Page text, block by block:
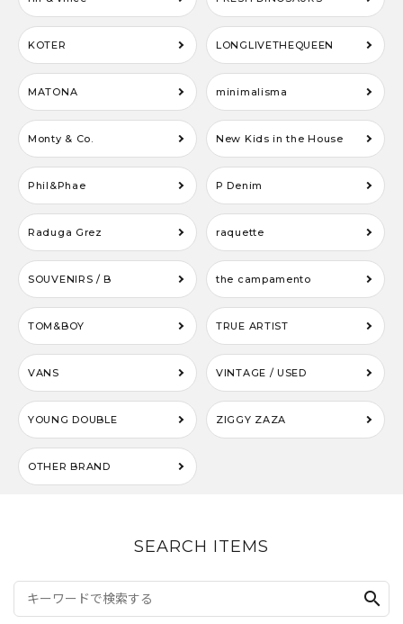
KOTER LONGLIVETHEQUEEN
MATONA minimalisma
Monty & Co. New Kids in the House
Phil&Phae P Denim
Raduga Grez raquette
SOUVENIRS / B the campamento
TOM&BOY TRUE ARTIST
VANS VINTAGE / USED
YOUNG DOUBLE ZIGGY ZAZA
OTHER BRAND
SEARCH ITEMS
search